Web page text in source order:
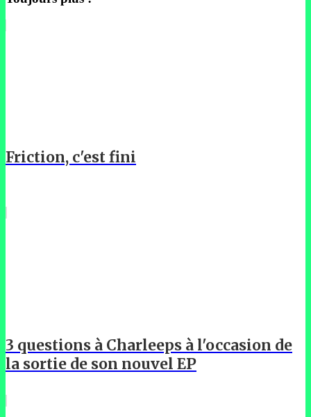
Friction, c'est fini
3 questions à Charleeps à l'occasion de
la sortie de son nouvel EP